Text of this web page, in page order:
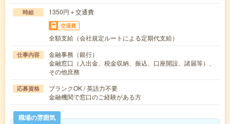
時給 1350円＋交通費
交通費
全額支給（会社規定ルートによる定期代支給）
仕事内容
金融事務（銀行）
金融窓口（入出金、税金収納、振込、口座開設、諸届等）、
その他庶務
応募資格
ブランクOK / 英語力不要
金融機関で窓口のご経験がある方
職場の雰囲気